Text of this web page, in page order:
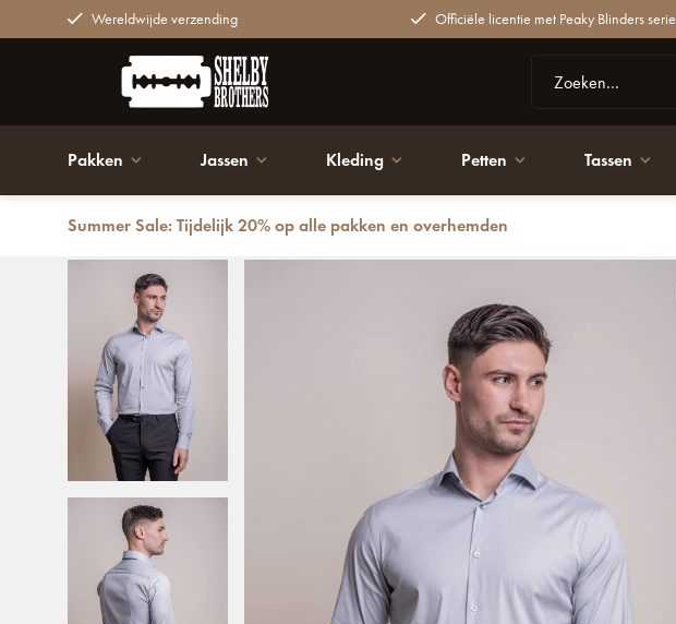
Wereldwijde verzending Officiële licentie met Peaky Blinders serie
Pakken Jassen Kleding Petten Tassen
Summer Sale: Tijdelijk 20% op alle pakken en overhemden
Terug Cavani Monaco Shirt Ijsblauw